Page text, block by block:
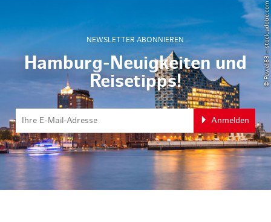
NEWSLETTER ABONNIEREN
Hamburg-Neuigkeiten und
Reisetipps!
Anmelden
© Powell83 – stock.adobe.com